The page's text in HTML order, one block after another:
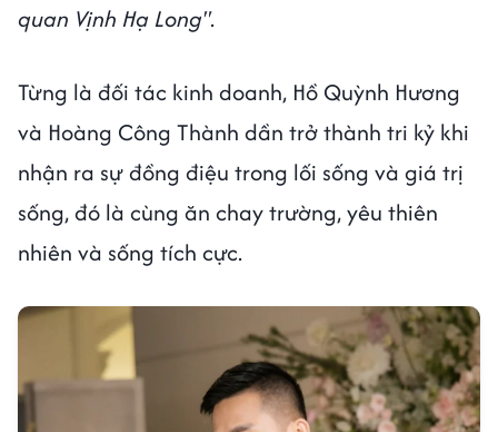
quan Vịnh Hạ Long".
Từng là đối tác kinh doanh, Hồ Quỳnh Hương
và Hoàng Công Thành dần trở thành tri kỷ khi
nhận ra sự đồng điệu trong lối sống và giá trị
sống, đó là cùng ăn chay trường, yêu thiên
nhiên và sống tích cực.